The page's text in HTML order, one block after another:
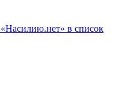
в список